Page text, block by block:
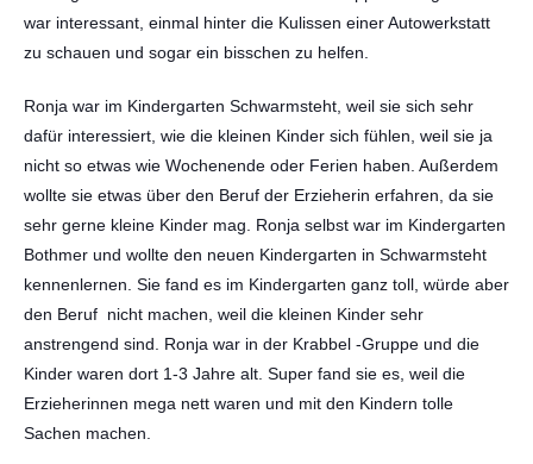
war interessant, einmal hinter die Kulissen einer Autowerkstatt
zu schauen und sogar ein bisschen zu helfen.
Ronja war im Kindergarten Schwarmsteht, weil sie sich sehr
dafür interessiert, wie die kleinen Kinder sich fühlen, weil sie ja
nicht so etwas wie Wochenende oder Ferien haben. Außerdem
wollte sie etwas über den Beruf der Erzieherin erfahren, da sie
sehr gerne kleine Kinder mag. Ronja selbst war im Kindergarten
Bothmer und wollte den neuen Kindergarten in Schwarmsteht
kennenlernen. Sie fand es im Kindergarten ganz toll, würde aber
den Beruf nicht machen, weil die kleinen Kinder sehr
anstrengend sind. Ronja war in der Krabbel -Gruppe und die
Kinder waren dort 1-3 Jahre alt. Super fand sie es, weil die
Erzieherinnen mega nett waren und mit den Kindern tolle
Sachen machen.